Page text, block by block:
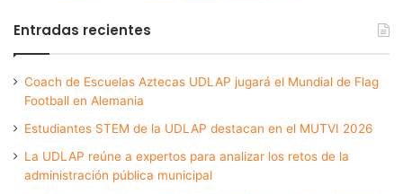
Entradas recientes
Coach de Escuelas Aztecas UDLAP jugará el Mundial de Flag
Football en Alemania
Estudiantes STEM de la UDLAP destacan en el MUTVI 2026
La UDLAP reúne a expertos para analizar los retos de la
administración pública municipal